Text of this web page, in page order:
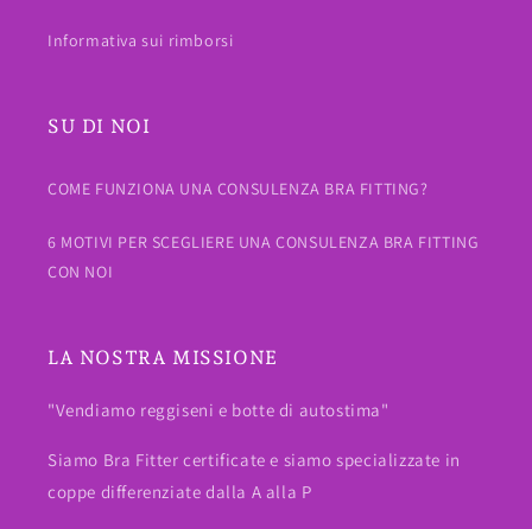
Informativa sui rimborsi
SU DI NOI
COME FUNZIONA UNA CONSULENZA BRA FITTING?
6 MOTIVI PER SCEGLIERE UNA CONSULENZA BRA FITTING
CON NOI
LA NOSTRA MISSIONE
"Vendiamo reggiseni e botte di autostima"
Siamo Bra Fitter certificate e siamo specializzate in
coppe differenziate dalla A alla P